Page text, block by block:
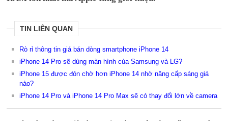
TIN LIÊN QUAN
Rò rỉ thông tin giá bán dòng smartphone iPhone 14
iPhone 14 Pro sẽ dùng màn hình của Samsung và LG?
iPhone 15 được đón chờ hơn iPhone 14 nhờ nâng cấp sáng giá
nào?
iPhone 14 Pro và iPhone 14 Pro Max sẽ có thay đổi lớn về camera